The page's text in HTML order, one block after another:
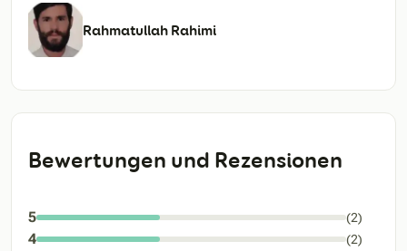
Bewertungen und Rezensionen
5 (2)
4 (2)
Rahmatullah Rahimi